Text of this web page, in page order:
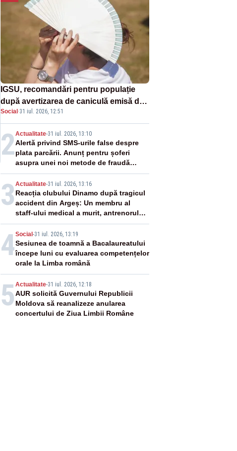
IGSU, recomandări pentru populație
după avertizarea de caniculă emisă de
meteorologi
Social·31 iul. 2026, 12:51
2Actualitate-31 iul. 2026, 13:10
Alertă privind SMS-urile false despre
plata parcării. Anunț pentru șoferi
asupra unei noi metode de fraudă
online
3 Actualitate-31 iul. 2026, 13:16
Reacția clubului Dinamo după tragicul
accident din Argeș: Un membru al
staff-ului medical a murit, antrenorul
Adrian Ropotan este în spital
4Social-31 iul. 2026, 13:19
Sesiunea de toamnă a Bacalaureatului
începe luni cu evaluarea competențelor
orale la Limba română
5 Actualitate-31 iul. 2026, 12:18
AUR solicită Guvernului Republicii
Moldova să reanalizeze anularea
concertului de Ziua Limbii Române